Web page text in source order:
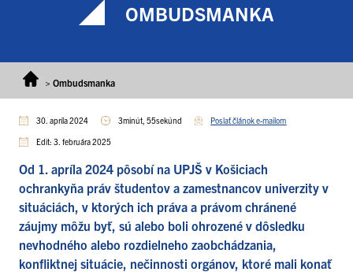
OMBUDSMANKA
> Ombudsmanka
30. apríla 2024 3minút, 55sekúnd Poslať článok e-mailom
Edit: 3. februára 2025
Od 1. apríla 2024 pôsobí na UPJŠ v Košiciach
ochrankyňa práv študentov a zamestnancov univerzity v
situáciách, v ktorých ich práva a právom chránené
záujmy môžu byť, sú alebo boli ohrozené v dôsledku
nevhodného alebo rozdielneho zaobchádzania,
konfliktnej situácie, nečinnosti orgánov, ktoré mali konať